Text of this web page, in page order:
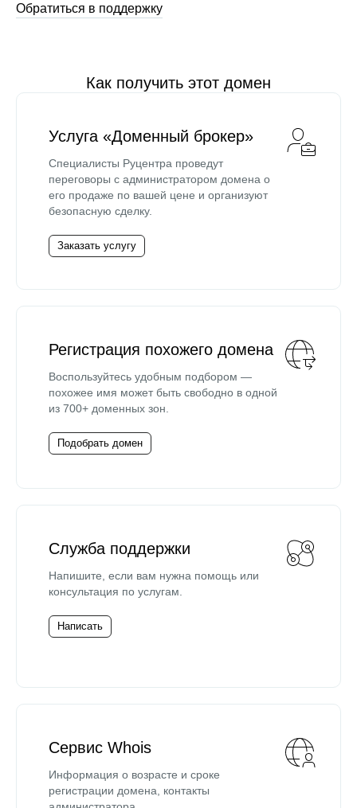
Обратиться в поддержку
Как получить этот домен
Услуга «Доменный брокер»
Специалисты Руцентра проведут
переговоры с администратором домена о
его продаже по вашей цене и организуют
безопасную сделку.
Заказать услугу
Регистрация похожего домена
Воспользуйтесь удобным подбором —
похожее имя может быть свободно в одной
из 700+ доменных зон.
Подобрать домен
Служба поддержки
Напишите, если вам нужна помощь или
консультация по услугам.
Написать
Сервис Whois
Информация о возрасте и сроке
регистрации домена, контакты